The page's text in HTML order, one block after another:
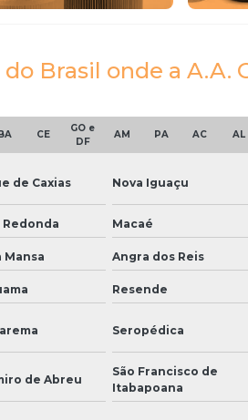
Brasil onde a
CE
GO e
DF
AM PA AC AL
de Caxias Nova Iguaçu
Redonda Macaé
Mansa Angra dos Reis
Resende
Seropédica
de Abreu
São Francisco de
Itabapoana